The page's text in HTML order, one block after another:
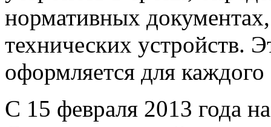
нормативных
технических устройств.
оформляется для
С 15 февраля 2013 года